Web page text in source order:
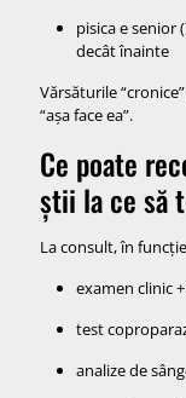
pisica e senior
decât înainte
Vărsăturile
“așa face ea”.
Ce poate
știi la ce să
La consult, în
examen clinic
test
analize de